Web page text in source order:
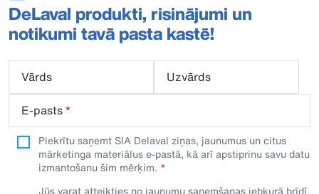
DeLaval produkti, risinājumi un
notikumi tavā pasta kastē!
Vārds
Uzvārds
E-pasts*
Piekrītu saņemt SIA Delaval ziņas, jaunumus un citus
mārketinga materiālus e-pastā, kā arī apstiprinu savu datu
izmantošanu šim mērķim.
Jūs varat atteikties no jaunumu saņemšanas jebkurā brīdī,